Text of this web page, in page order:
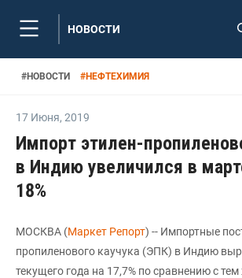
НОВОСТИ
#НОВОСТИ #НЕФТЕХИМИЯ
17 Июня, 2019
Импорт этилен-
в Индию увеличился в
18%
МОСКВА (Маркет Репорт) -- Импортные
пропиленового каучука (ЭПК) в Индию
текущего года на 17,7% по сравнению с